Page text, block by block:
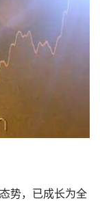
势，已成长为全